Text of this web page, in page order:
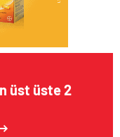
üst üste 2